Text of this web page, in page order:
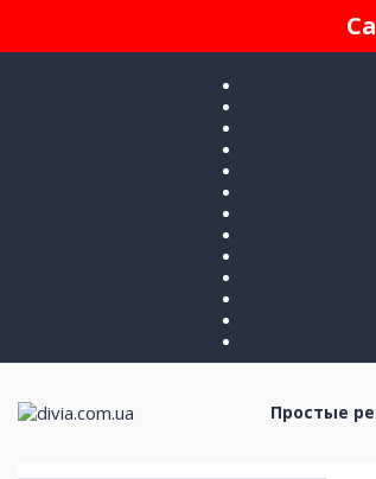
Простые